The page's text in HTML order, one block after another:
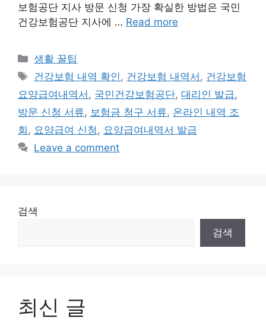
보험공단 지사 방문 신청 가장 확실한 방법은 국민
건강보험공단 지사에 … Read more
Categories
생활 꿀팁
Tags
건강보험 내역 확인 , 건강보험 내역서 , 건강보험
요양급여내역서 , 국민건강보험공단, 대리인 발급,
방문 신청 서류, 보험금 청구 서류, 온라인 내역 조
회 , 요양급여 신청 , 요양급여내역서 발급
Leave a comment
검색
검색
최신 글